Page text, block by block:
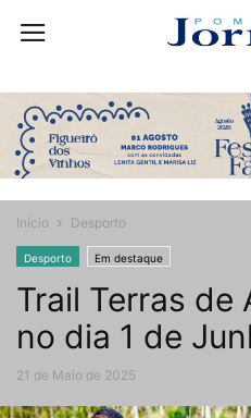
Início Desporto
Desporto Em destaque
Trail Terras de
no dia 1 de
21 de Maio de 2025